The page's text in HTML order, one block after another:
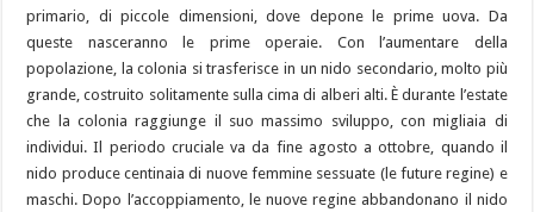
primario, di piccole dimensioni, dove depone le prime uova. Da
queste nasceranno le prime operaie. Con l’aumentare della
popolazione, la colonia si trasferisce in un nido secondario, molto più
grande, costruito solitamente sulla cima di alberi alti. È durante l’estate
che la colonia raggiunge il suo massimo sviluppo, con migliaia di
individui. Il periodo cruciale va da fine agosto a ottobre, quando il
nido produce centinaia di nuove femmine sessuate (le future regine) e
maschi. Dopo l’accoppiamento, le nuove regine abbandonano il nido